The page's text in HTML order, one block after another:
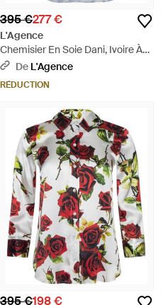
395 €277 €
L'Agence
Chemisier En Soie Dani, Ivoire À
Imprimé Dentelle Bleu Pâle - Gris
De L'Agence
RÉDUCTION
395 €198 €